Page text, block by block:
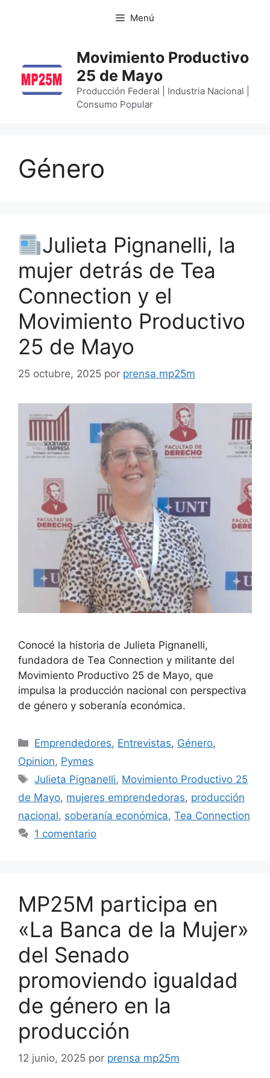
Menú
Movimiento Productivo
25 de Mayo
Producción Federal | Industria Nacional |
Consumo Popular
Género
Julieta Pignanelli, la
mujer detrás de Tea
Connection y el
Movimiento Productivo
25 de Mayo
25 octubre, 2025 por prensa mp25m
Conocé la historia de Julieta Pignanelli,
fundadora de Tea Connection y militante del
Movimiento Productivo 25 de Mayo, que
impulsa la producción nacional con perspectiva
de género y soberanía económica.
Emprendedores, Entrevistas, Género,
Opinion, Pymes
Julieta Pignanelli, Movimiento Productivo 25
de Mayo, mujeres emprendedoras, producción
nacional, soberanía económica, Tea Connection
1 comentario
MP25M participa en
«La Banca de la Mujer»
del Senado
promoviendo igualdad
de género en la
producción
12 junio, 2025 por prensa mp25m